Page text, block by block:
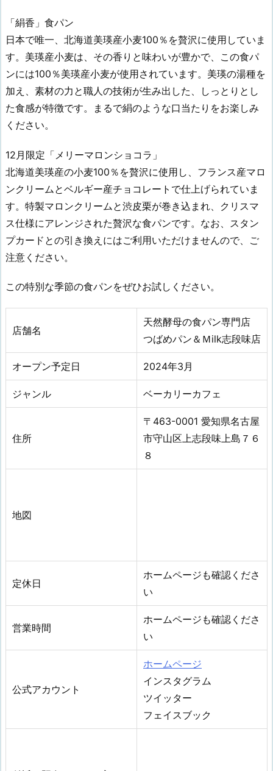
「絹香」食パン
日本で唯一、北海道美瑛産小麦100％を贅沢に使用していま
す。美瑛産小麦は、その香りと味わいが豊かで、この食パ
ンには100％美瑛産小麦が使用されています。美瑛の湯種を
加え、素材の力と職人の技術が生み出した、しっとりとし
た食感が特徴です。まるで絹のような口当たりをお楽しみ
ください。
12月限定「メリーマロンショコラ」
北海道美瑛産の小麦100％を贅沢に使用し、フランス産マロ
ンクリームとベルギー産チョコレートで仕上げられていま
す。特製マロンクリームと渋皮栗が巻き込まれ、クリスマ
ス仕様にアレンジされた贅沢な食パンです。なお、スタン
プカードとの引き換えにはご利用いただけませんので、ご
注意ください。
この特別な季節の食パンをぜひお試しください。
店舗名
天然酵母の食パン専門店
つばめパン＆Ｍilk志段味店
オープン予定日 2024年3月
ジャンル ベーカリーカフェ
住所
〒463-0001 愛知県名古屋
市守山区上志段味上島７６
８
地図
定休日
ホームページも確認くださ
い
営業時間
ホームページも確認くださ
い
公式アカウント
ホームページ
インスタグラム
ツイッター
フェイスブック